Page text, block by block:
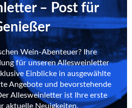
– Post für
Wein-Abenteuer? Ihre
für unseren Allesweinletter
Einblicke in ausgewählte
Angebote und bevorstehende
Allesweinletter ist Ihre erste
aktuelle Neuigkeiten.